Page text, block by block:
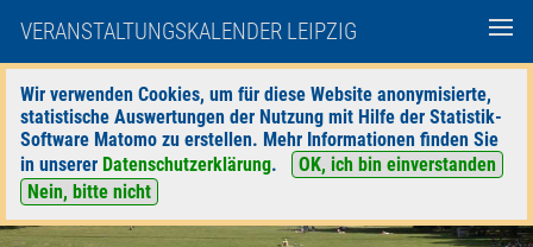
VERANSTALTUNGSKALENDER LEIPZIG
Wir verwenden Cookies, um für diese Website anonymisierte,
statistische Auswertungen der Nutzung mit Hilfe der Statistik-
Software Matomo zu erstellen. Mehr Informationen finden Sie
in unserer Datenschutzerklärung.
OK, ich bin einverstanden
Nein, bitte nicht